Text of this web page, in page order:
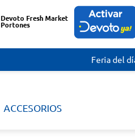
Devoto Fresh Market
Portones
Feria del
ACCESORIOS